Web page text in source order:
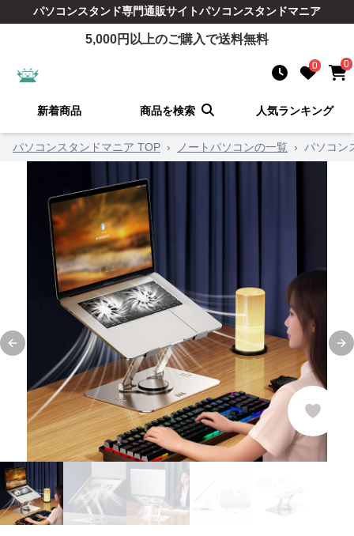
パソコンスタンド専門通販サイトパソコンスタンドマニア
5,000円以上のご購入で送料無料
0 0
新着商品 商品を検索 人気ランキング
パソコンスタンドマニア TOP › ノートパソコンの一覧 › パソコン
Previous slide